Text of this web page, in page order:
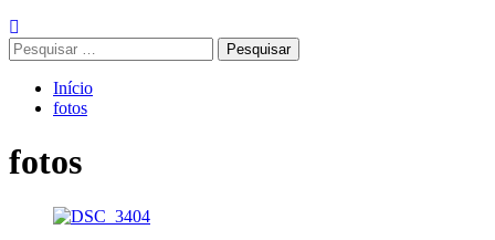
Pesquisar
por:
Início
fotos
fotos